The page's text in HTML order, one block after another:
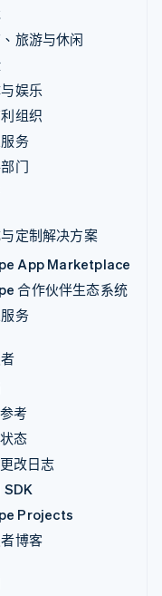
旅游与休闲
娱乐
组织
务
门
定制解决方案
App Marketplace
合作伙伴生态系统
务
考
态
改日志
SDK
Projects
博客